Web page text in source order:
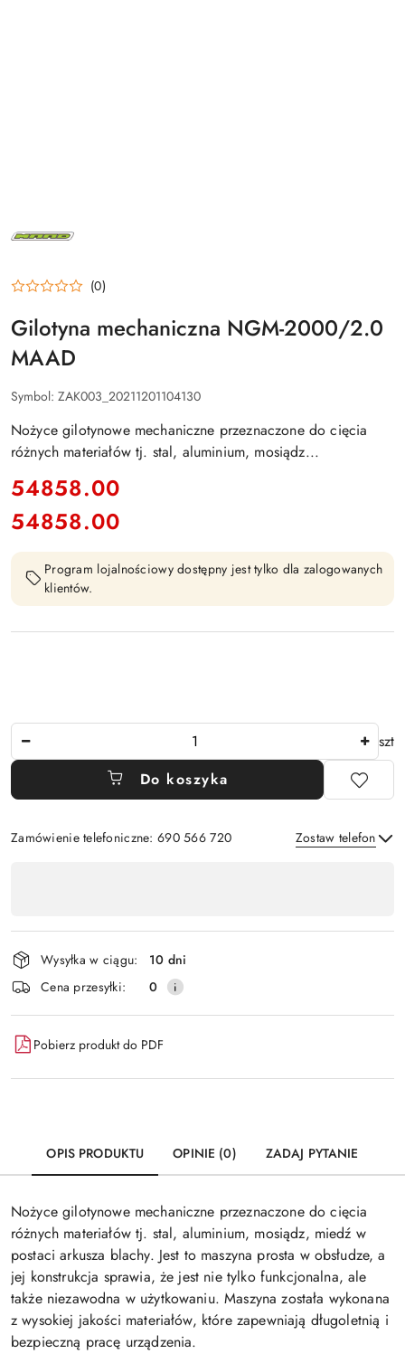
(0)
Gilotyna mechaniczna NGM-2000/2.0
MAAD
Symbol: ZAK003_20211201104130
Nożyce gilotynowe mechaniczne przeznaczone do cięcia
różnych materiałów tj. stal, aluminium, mosiądz...
cena:
54858.00
Cena:
54858.00
Program lojalnościowy dostępny jest tylko dla zalogowanych
klientów.
szt
Do koszyka
Zamówienie telefoniczne: 690 566 720 Zostaw telefon
płatność
i
dostawa
Wysyłka w ciągu:
10 dni
Cena przesyłki:
0
Pobierz produkt do PDF
OPIS PRODUKTU OPINIE (0) ZADAJ PYTANIE
Nożyce gilotynowe mechaniczne przeznaczone do cięcia
różnych materiałów tj. stal, aluminium, mosiądz, miedź w
postaci arkusza blachy. Jest to maszyna prosta w obsłudze, a
jej konstrukcja sprawia, że jest nie tylko funkcjonalna, ale
także niezawodna w użytkowaniu. Maszyna została wykonana
z wysokiej jakości materiałów, które zapewniają długoletnią i
bezpieczną pracę urządzenia.